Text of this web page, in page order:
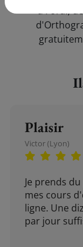
à l'oral,
Plaisir
Victor (Lyon)
Je prends
mes cours
ligne. Une
par jour